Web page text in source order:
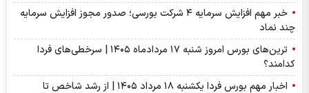
خبر مهم افزایش سرمایه ۴ شرکت بورسی؛ صدور مجوز افزایش سرمایه
چند نماد
ترین‌های بورس امروز شنبه ۱۷ مردادماه ۱۴۰۵ | سرخطی‌های فردا
کدامند؟
اخبار مهم بورس فردا یکشنبه ۱۸ مرداد ۱۴۰۵ | از رشد شاخص تا